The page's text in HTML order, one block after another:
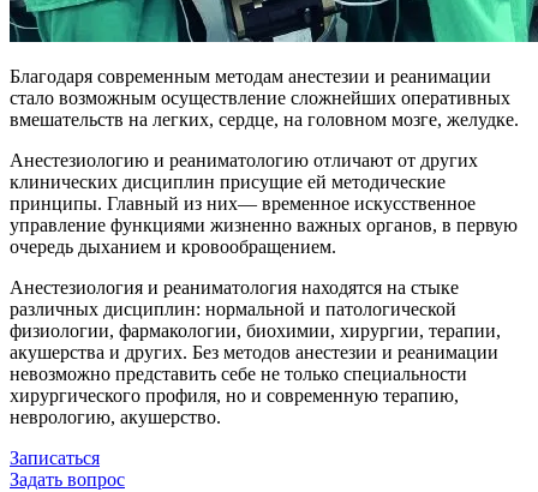
Благодаря современным методам анестезии и реанимации
стало возможным осуществление сложнейших оперативных
вмешательств на легких, сердце, на головном мозге, желудке.
Анестезиологию и реаниматологию отличают от других
клинических дисциплин присущие ей методические
принципы. Главный из них— временное искусственное
управление функциями жизненно важных органов, в первую
очередь дыханием и кровообращением.
Анестезиология и реаниматология находятся на стыке
различных дисциплин: нормальной и патологической
физиологии, фармакологии, биохимии, хирургии, терапии,
акушерства и других. Без методов анестезии и реанимации
невозможно представить себе не только специальности
хирургического профиля, но и современную терапию,
неврологию, акушерство.
Записаться
Задать вопрос